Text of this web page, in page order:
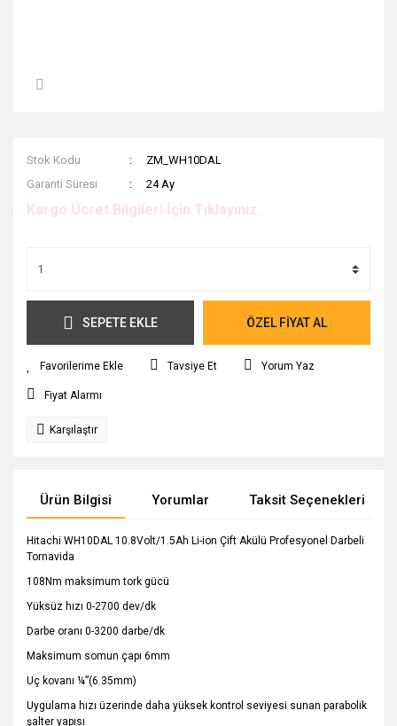
Stok Kodu
ZM_WH10DAL
Garanti Süresi
24 Ay
Kargo Ücret Bilgileri İçin Tıklayınız.
SEPETE EKLE ÖZEL FİYAT AL
Tavsiye Et Yorum Yaz
Fiyat Alarmı
Karşılaştır
Ürün Bilgisi Yorumlar Taksit Seçenekleri
Hitachi WH10DAL 10.8Volt/1.5Ah Li-ion Çift Akülü Profesyonel Darbeli
Tornavida
108Nm maksimum tork gücü
Yüksüz hızı 0-2700 dev/dk
Darbe oranı 0-3200 darbe/dk
Maksimum somun çapı 6mm
Uç kovanı ¼”(6.35mm)
Uygulama hızı üzerinde daha yüksek kontrol seviyesi sunan parabolik
şalter yapısı